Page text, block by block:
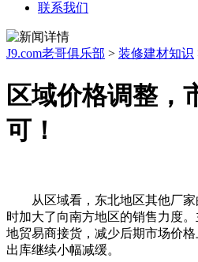
联系我们
J9.com老哥俱乐部 > 装修建材知识
区域价格调整，
可！
从区域看，东北地区其他厂家
时加大了向南方地区的销售力度
地贸易商接货，减少后期市场价
出库继续小幅减缓。